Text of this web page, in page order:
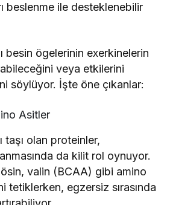
beslenme ile desteklenebilir
besin ögelerinin exerkinelerin
veya etkilerini
söylüyor. İşte öne çıkanlar:
Asitler
taşı olan proteinler,
da kilit rol oynuyor.
valin (BCAA) gibi amino
tetiklerken, egzersiz sırasında